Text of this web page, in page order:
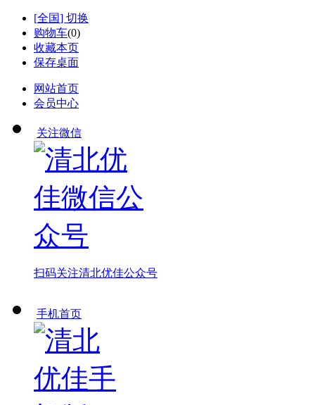
[全国] 切换
购物车(0)
收藏本页
保存桌面
网站首页
会员中心
关注微信
扫码关注清北优佳公众号
手机首页